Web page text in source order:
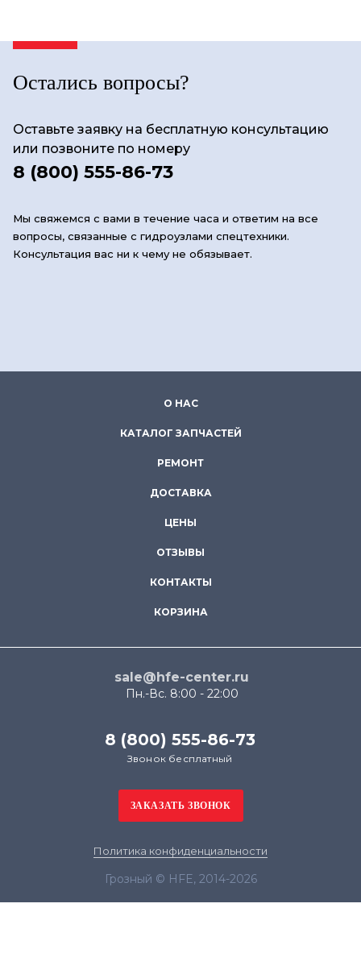
Остались вопросы?
Оставьте заявку на бесплатную консультацию
или позвоните по номеру
8 (800) 555-86-73
Мы свяжемся с вами в течение часа и ответим на все
вопросы, связанные с гидроузлами спецтехники.
Консультация вас ни к чему не обязывает.
О НАС
КАТАЛОГ ЗАПЧАСТЕЙ
РЕМОНТ
ДОСТАВКА
ЦЕНЫ
ОТЗЫВЫ
КОНТАКТЫ
КОРЗИНА
sale@hfe-center.ru
Пн.-Вс. 8:00 - 22:00
8 (800) 555-86-73
Звонок бесплатный
Политика конфиденциальности
Грозный © HFE, 2014-2026